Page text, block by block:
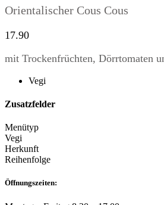
Orientalischer Cous Cous
17.90
mit Trockenfrüchten, Dörrtomaten
Vegi
Zusatzfelder
Menütyp
Vegi
Herkunft
Reihenfolge
Öffnungszeiten: